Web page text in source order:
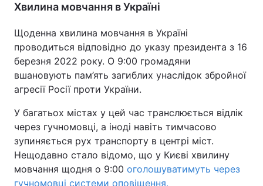
Хвилина мовчання в Україні
Щоденна хвилина мовчання в Україні
проводиться відповідно до указу президента з 16
березня 2022 року. О 9:00 громадяни
вшановують пам’ять загиблих унаслідок збройної
агресії Росії проти України.
У багатьох містах у цей час транслюється відлік
через гучномовці, а іноді навіть тимчасово
зупиняється рух транспорту в центрі міст.
Нещодавно стало відомо, що у Києві хвилину
мовчання щодня о 9:00 оголошуватимуть через
гучномовці системи оповіщення.